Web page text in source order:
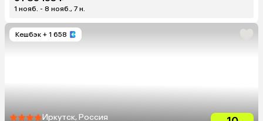
1 нояб. - 8 нояб., 7 н.
Кешбэк + 1 658
Иркутск, Россия